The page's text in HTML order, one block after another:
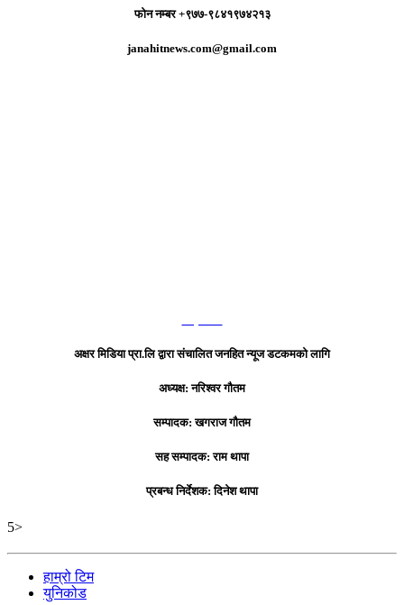
फोन नम्बर +९७७-९८४१९७४२१३
janahitnews.com@gmail.com
अक्षर मिडिया प्रा.लि द्वारा संचालित जनहित न्यूज डटकमको लागि
अध्यक्ष: नरिश्वर गौतम
सम्पादक: खगराज गौतम
सह सम्पादक: राम थापा
प्रबन्ध निर्देशक: दिनेश थापा
5>
हाम्रो टिम
युनिकोड